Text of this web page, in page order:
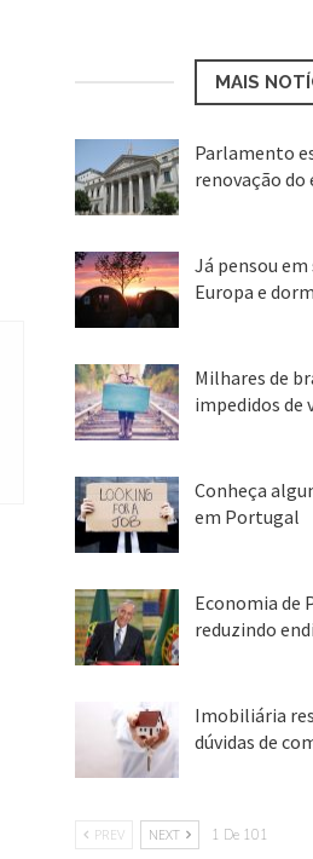
MAIS
Parlamento
renovação
Já pensou em
Europa e
Milhares de
impedidos de
Conheça
em Portugal
Economia de
reduzindo
Imobiliária
dúvidas de
PREV NEXT 1 De 101